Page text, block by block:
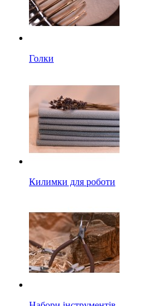
Голки
Килимки для роботи